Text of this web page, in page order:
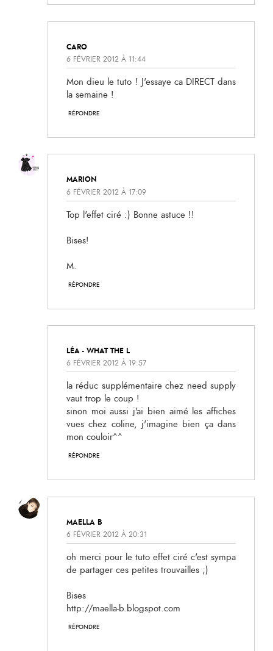
CARO
6 FÉVRIER 2012 À 11:44
Mon dieu le tuto ! J'essaye ca DIRECT dans
la semaine !
RÉPONDRE
MARION
6 FÉVRIER 2012 À 17:09
Top l'effet ciré :) Bonne astuce !!
Bises!
M.
RÉPONDRE
LÉA - WHAT THE L
6 FÉVRIER 2012 À 19:57
la réduc supplémentaire chez need supply
vaut trop le coup !
sinon moi aussi j'ai bien aimé les affiches
vues chez coline, j'imagine bien ça dans
mon couloir^^
RÉPONDRE
MAELLA B
6 FÉVRIER 2012 À 20:31
oh merci pour le tuto effet ciré c'est sympa
de partager ces petites trouvailles ;)
Bises
http://maella-b.blogspot.com
RÉPONDRE